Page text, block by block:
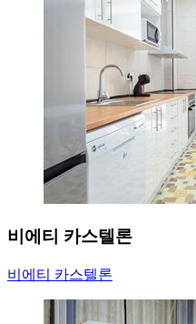
비에티 카스텔론
비에티 카스텔론